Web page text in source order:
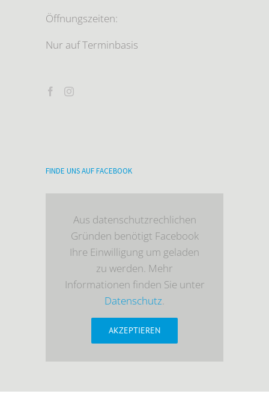
Öffnungszeiten:
Nur auf Terminbasis
FINDE UNS AUF FACEBOOK
Aus datenschutzrechlichen
Gründen benötigt Facebook
Ihre Einwilligung um geladen
zu werden. Mehr
Informationen finden Sie unter
Datenschutz.
AKZEPTIEREN